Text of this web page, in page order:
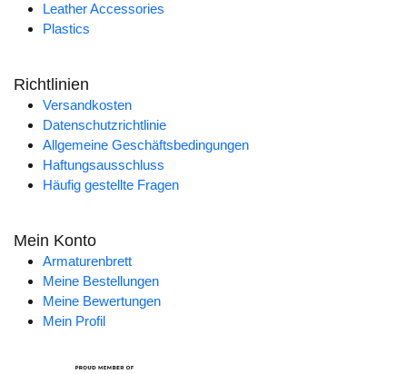
Leather Accessories
Plastics
Richtlinien
Versandkosten
Datenschutzrichtlinie
Allgemeine Geschäftsbedingungen
Haftungsausschluss
Häufig gestellte Fragen
Mein Konto
Armaturenbrett
Meine Bestellungen
Meine Bewertungen
Mein Profil